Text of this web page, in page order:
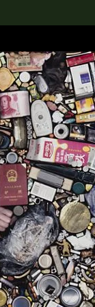
the Collection